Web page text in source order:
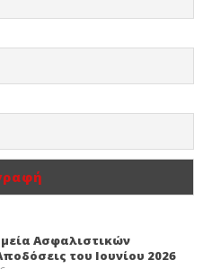
Ασφαλιστικών
του Ιουνίου 2026